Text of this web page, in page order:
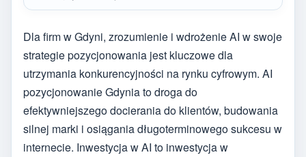
Dla firm w Gdyni, zrozumienie i wdrożenie AI w swoje
strategie pozycjonowania jest kluczowe dla
utrzymania konkurencyjności na rynku cyfrowym. AI
pozycjonowanie Gdynia to droga do
efektywniejszego docierania do klientów, budowania
silnej marki i osiągania długoterminowego sukcesu w
internecie. Inwestycja w AI to inwestycja w